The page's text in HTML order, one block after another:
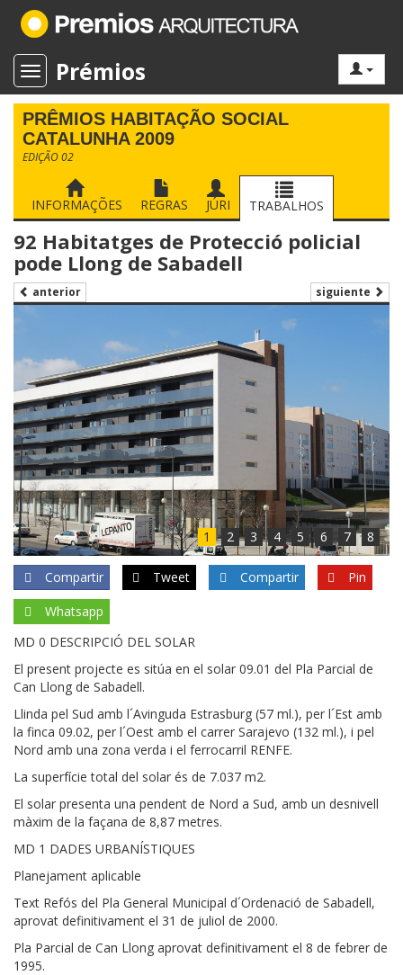
Toggle navigation
Prémios
PRÊMIOS HABITAÇÃO SOCIAL
CATALUNHA 2009
EDIÇÃO 02
INFORMAÇÕES REGRAS JÚRI TRABALHOS
92 Habitatges de Protecció policial
pode Llong de Sabadell
anterior siguiente
1 2 3 4 5 6 7 8
Compartir Tweet Compartir
Pin
Whatsapp
MD 0 DESCRIPCIÓ DEL SOLAR
El present projecte es sitúa en el solar 09.01 del Pla Parcial de
Can Llong de Sabadell.
Llinda pel Sud amb l´Avinguda Estrasburg (57 ml.), per l´Est amb
la finca 09.02, per l´Oest amb el carrer Sarajevo (132 ml.), i pel
Nord amb una zona verda i el ferrocarril RENFE.
La superfície total del solar és de 7.037 m2.
El solar presenta una pendent de Nord a Sud, amb un desnivell
màxim de la façana de 8,87 metres.
MD 1 DADES URBANÍSTIQUES
Planejament aplicable
Text Refós del Pla General Municipal d´Ordenació de Sabadell,
aprovat definitivament el 31 de juliol de 2000.
Pla Parcial de Can Llong aprovat definitivament el 8 de febrer de
1995.